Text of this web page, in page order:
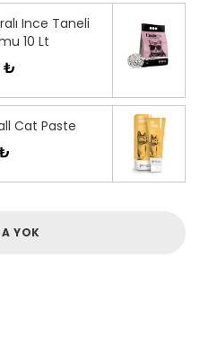
Ince Taneli
10 Lt
₺
Cat Paste
YOK